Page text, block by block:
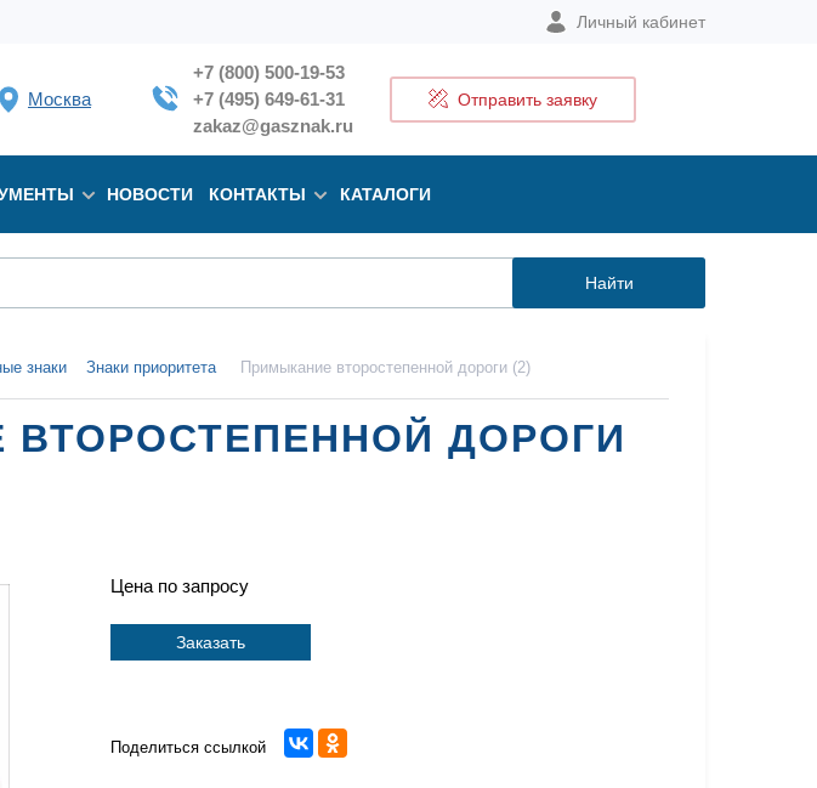
Личный кабинет
Москва
+7 (800) 500-19-53
+7 (495) 649-61-31
zakaz@gasznak.ru
Отправить заявку
НОВОСТИ КОНТАКТЫ КАТАЛОГИ
Найти
знаки Знаки приоритета Примыкание второстепенной дороги (2)
ДОРОГИ
Цена по запросу
Заказать
Поделиться ссылкой